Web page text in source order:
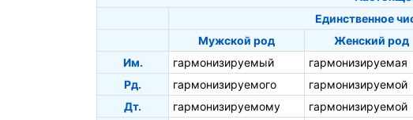
Единственное
Мужской род
Женский род
Им.
гармонизируемый гармонизируемая
Рд.
гармонизируемого гармонизируемой
Дт.
гармонизируемому гармонизируемой